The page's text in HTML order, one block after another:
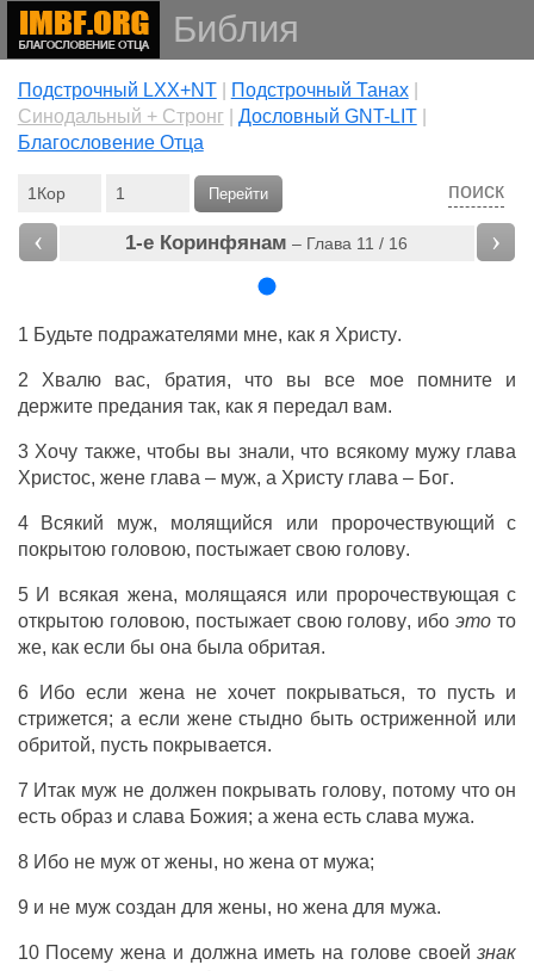
Библия
Подстрочный LXX+NT| Подстрочный Танах|
Cинодальный + Стронг| Дословный GNT-LIT|
Благословение Отца
поиск
Перейти
‹ 1-е Коринфянам – Глава 11 / 16 ›
1 Будьте подражателями мне, как я Христу.
2 Хвалю вас, братия, чтовы все мое помните
и
держите предания так, какя передал вам.
3 Хочу также, чтобы вы знали, что всякому мужу глава
Христос, жене глава – муж, а Христу глава – Бог.
4 Всякий муж, молящийся или пророчествующий
с
покрытою головою, постыжает свою голову.
5 И всякая жена, молящаяся или пророчествующая с
открытою головою, постыжает свою голову, ибо это то
же, как если бы она была обритая.
6 Ибо если жена нехочет покрываться, то пусть и
стрижется; а если жене стыдно быть остриженной или
обритой, пусть покрывается.
7 Итак муж не должен покрывать голову, потому что он
есть образ и слава Божия; а жена есть слава мужа.
8 Ибо не муж от жены, но жена от мужа;
9 и не муж создан для жены, но жена для мужа.
10 Посему жена и должна иметь на головесвоейзнак